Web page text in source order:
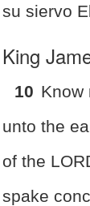
su siervo
King
10 Know
unto the
of the
spake